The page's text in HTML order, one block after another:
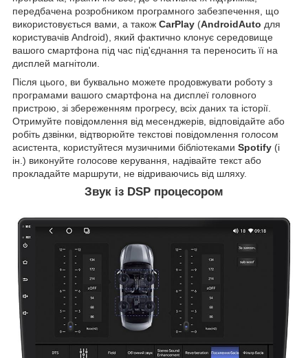
передбачена розробником програмного забезпечення, що
використовується вами, а також CarPlay (AndroidAuto для
користувачів Android), який фактично клонує середовище
вашого смартфона під час під'єднання та переносить її на
дисплей магнітоли.
Після цього, ви буквально можете продовжувати роботу з
програмами вашого смартфона на дисплеї головного
пристрою, зі збереженням прогресу, всіх даних та історії.
Отримуйте повідомлення від месенджерів, відповідайте або
робіть дзвінки, відтворюйте текстові повідомлення голосом
асистента, користуйтеся музичними бібліотеками Spotify (і
ін.) виконуйте голосове керування, надівайте текст або
прокладайте маршрути, не відриваючись від шляху.
Звук із DSP процесором